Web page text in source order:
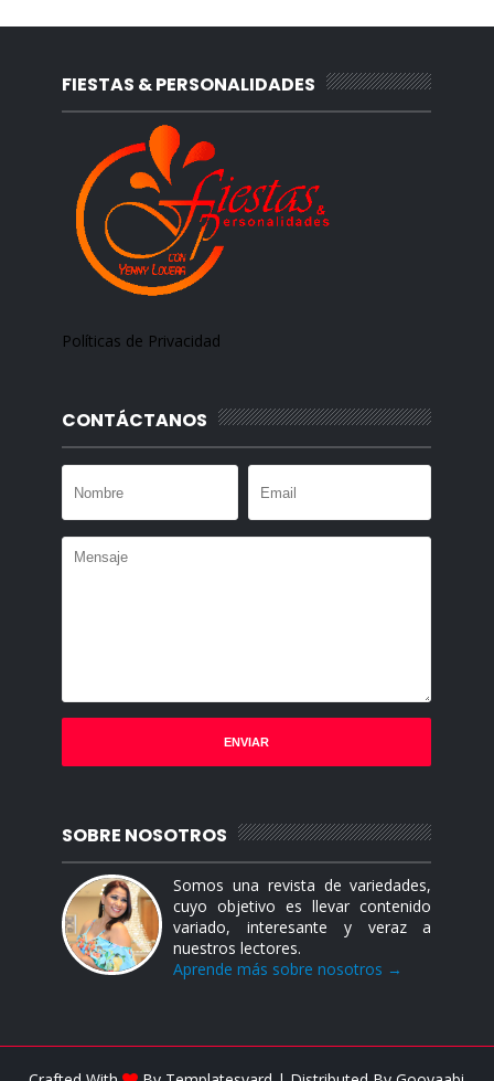
FIESTAS & PERSONALIDADES
Políticas de Privacidad
CONTÁCTANOS
SOBRE NOSOTROS
Somos una revista de variedades,
cuyo objetivo es llevar contenido
variado, interesante y veraz a
nuestros lectores.
Aprende más sobre nosotros →